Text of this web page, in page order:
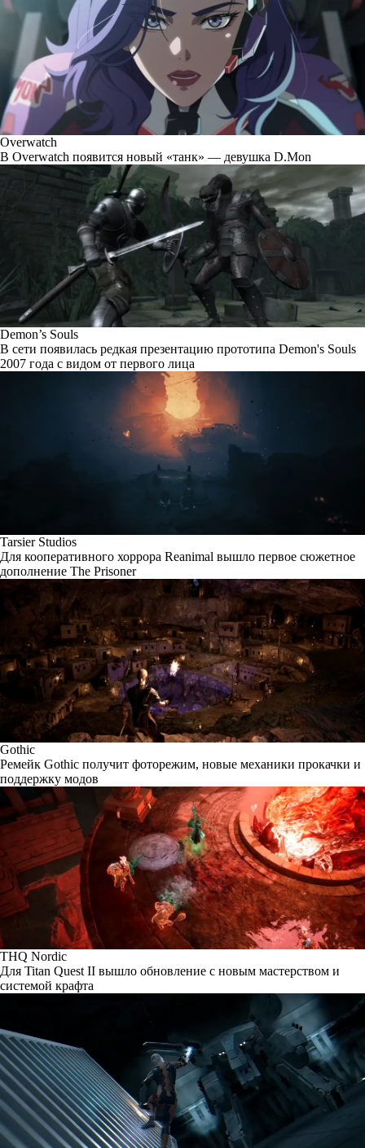
Overwatch
В Overwatch появится новый «танк» — девушка D.Mon
Demon’s Souls
В сети появилась редкая презентацию прототипа Demon's Souls
2007 года с видом от первого лица
Tarsier Studios
Для кооперативного хоррора Reanimal вышло первое сюжетное
дополнение The Prisoner
Gothic
Ремейк Gothic получит фоторежим, новые механики прокачки и
поддержку модов
THQ Nordic
Для Titan Quest II вышло обновление с новым мастерством и
системой крафта